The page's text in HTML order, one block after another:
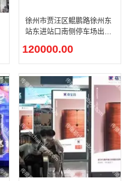
徐州市贾汪区鲲鹏路徐州东
站东进站口南侧停车场出入
屏
120000.00